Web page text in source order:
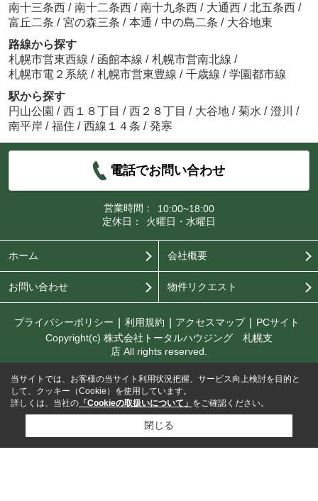
南十三条西 / 南十二条西 / 南十九条西 / 大通西 / 北五条西 /
富丘二条 / 宮の森三条 / 本通 / 中の島二条 / 大谷地東
路線から探す
札幌市営東西線 / 函館本線 / 札幌市営南北線 /
札幌市電２系統 / 札幌市営東豊線 / 千歳線 / 学園都市線
駅から探す
円山公園 / 西１８丁目 / 西２８丁目 / 大谷地 / 菊水 / 澄川
/
南平岸 / 福住 / 西線１４条 / 発寒
電話でお問い合わせ
営業時間：
10:00~18:00
定休日：
火曜日・水曜日
ホーム 会社概要
お問い合わせ 物件リクエスト
プライバシーポリシー 利用規約 アクセスマップ
PCサイト
Copyright(c) 株式会社トータルハウジング 札幌支
店 All rights reserved.
当サイトでは、お客様の当サイト利用状況把握、サービス向上検討を目的と
して、クッキー（Cookie）を使用しています。
詳しくは、当社の 「Cookieの取扱いについて」 をご確認ください。
閉じる